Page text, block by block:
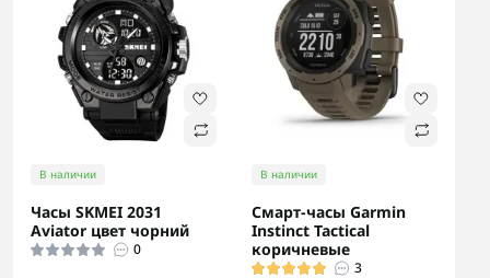
В наличии
Часы SKMEI 2031
Aviator цвет чорний
0
В наличии
Смарт-часы Garmin
Instinct Tactical
коричневые
3